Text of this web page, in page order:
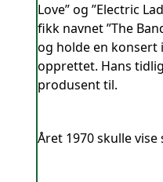
Love” og ”Electric
fikk navnet ”The
og holde en konsert
opprettet. Hans
produsent til.
Året 1970 skulle